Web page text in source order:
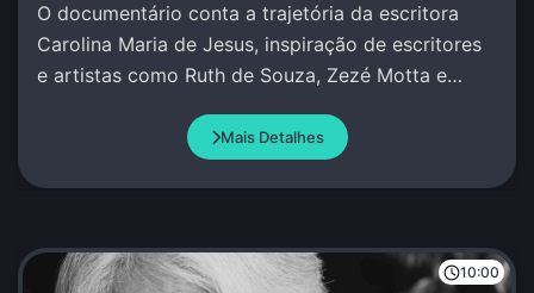
O documentário conta a trajetória da escritora
Carolina Maria de Jesus, inspiração de escritores
e artistas como Ruth de Souza, Zezé Motta e
Mais Detalhes
10:00